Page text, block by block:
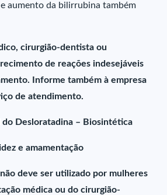
aumento da bilirrubina também
cirurgião-dentista ou
de reações indesejáveis
Informe também à empresa
de atendimento.
do Desloratadina – Biosintética
e amamentação
deve ser utilizado por mulheres
médica ou do cirurgião-